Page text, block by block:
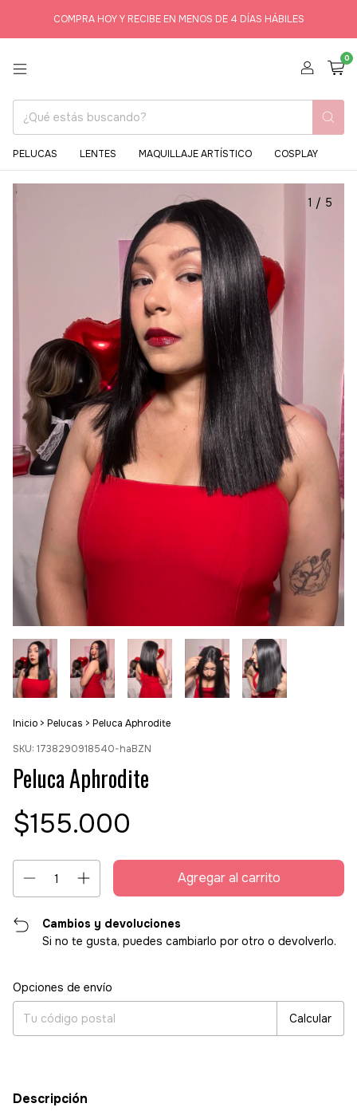
COMPRA HOY Y RECIBE EN MENOS DE 4 DÍAS HÁBILES
0
PELUCAS LENTES MAQUILLAJE ARTÍSTICO COSPLAY
1 / 5
Inicio > Pelucas > Peluca Aphrodite
SKU: 1738290918540-haBZN
Peluca Aphrodite
$155.000
Cambios y devoluciones
Si no te gusta, puedes cambiarlo por otro o devolverlo.
Entregas para el CP:
Opciones de envío
Calcular
Descripción